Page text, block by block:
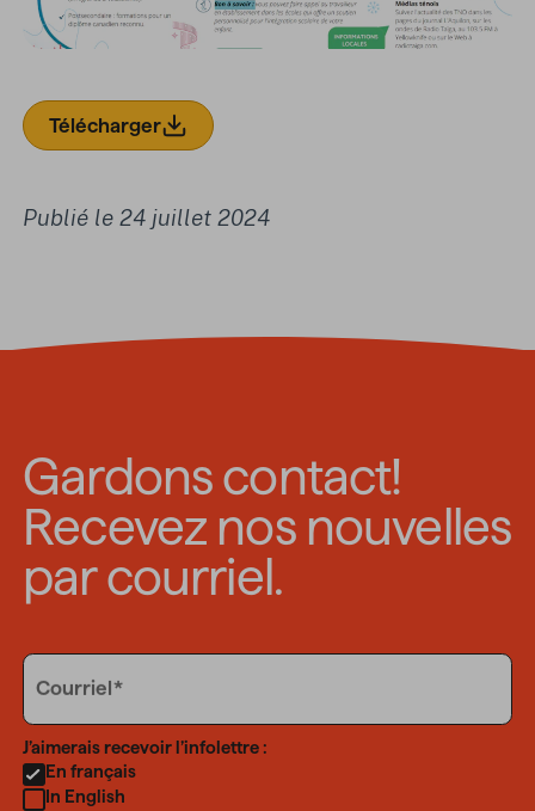
Télécharger(Télécharge dans vos fichiers)
Publié le 24 juillet 2024
Gardons contact!
Recevez nos nouvelles
par courriel.
Email
Courriel
Language
J’aimerais recevoir l’infolettre :
En français
In English